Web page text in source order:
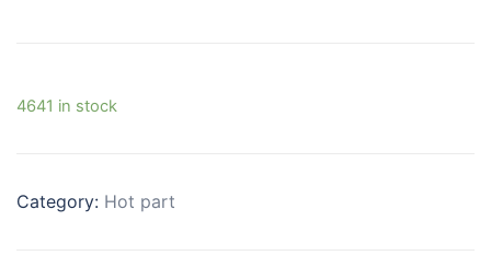
4641 in stock
Category: Hot part